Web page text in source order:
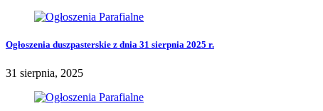
Ogłoszenia duszpasterskie z dnia 31 sierpnia 2025 r.
31 sierpnia, 2025